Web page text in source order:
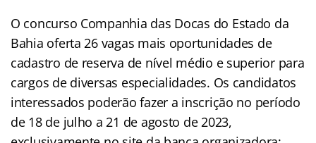
O concurso Companhia das Docas do Estado da
Bahia oferta 26 vagas mais oportunidades de
cadastro de reserva de nível médio e superior para
cargos de diversas especialidades. Os candidatos
interessados poderão fazer a inscrição no período
de 18 de julho a 21 de agosto de 2023,